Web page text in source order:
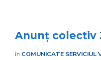
Anunț colectiv
în COMUNICATE SERVICIUL